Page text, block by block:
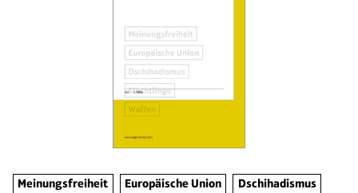
Meinungsfreiheit Europäische Union Dschihadismus